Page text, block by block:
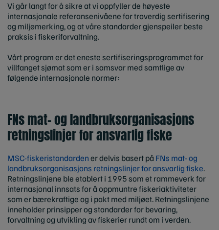
Vi går langt for å sikre at vi oppfyller de høyeste
internasjonale referansenivåene for troverdig sertifisering
og miljømerking, og at våre standarder gjenspeiler beste
praksis i fiskeriforvaltning.
Vårt program er det eneste sertifiseringsprogrammet for
villfanget sjømat som er i samsvar med samtlige av
følgende internasjonale normer:
FNs mat- og landbruksorganisasjons
retningslinjer for ansvarlig fiske
MSC-fiskeristandardener delvis basert på FNs mat- og
landbruksorganisasjons retningslinjer for ansvarlig fiske.
Retningslinjene ble etablert i 1995 som et rammeverk for
internasjonal innsats for å oppmuntre fiskeriaktiviteter
som er bærekraftige og i pakt med miljøet. Retningslinjene
inneholder prinsipper og standarder for bevaring,
forvaltning og utvikling av fiskerier rundt om i verden.